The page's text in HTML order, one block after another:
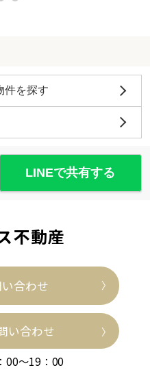
件を探す
LINEで共有する
不動産
合わせ
い合わせ
00～19：00